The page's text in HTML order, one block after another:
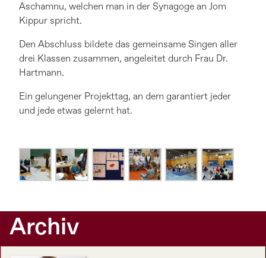
Aschamnu, welchen man in der Synagoge an Jom
Kippur spricht.
Den Abschluss bildete das gemeinsame Singen aller
drei Klassen zusammen, angeleitet durch Frau Dr.
Hartmann.
Ein gelungener Projekttag, an dem garantiert jeder
und jede etwas gelernt hat.
Archiv